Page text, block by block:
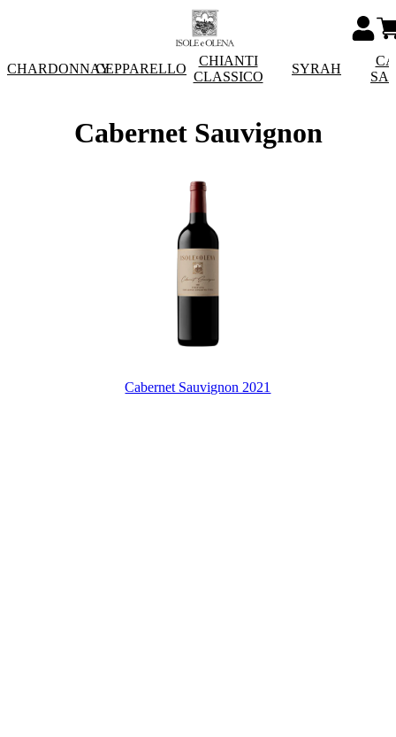
CHARDONNAYCEPPARELLO
CHIANTI
CLASSICO
SYRAH
Cabernet Sauvignon
Cabernet Sauvignon 2021